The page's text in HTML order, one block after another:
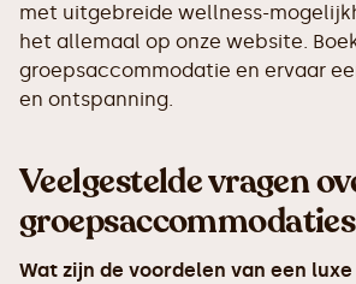
met uitgebreide wellness-
het allemaal op onze website.
groepsaccommodatie en ervaar
en ontspanning.
Veelgestelde vragen
groepsaccommodaties
Wat zijn de voordelen van een luxe